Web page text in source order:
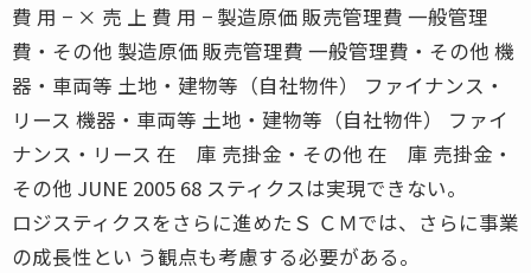
費 用 − × 売 上 費 用 − 製造原価 販売管理費 一般管理
費・その他 製造原価 販売管理費 一般管理費・その他 機
器・車両等 土地・建物等（自社物件） ファイナンス・
リース 機器・車両等 土地・建物等（自社物件） ファイ
ナンス・リース 在 庫 売掛金・その他 在 庫 売掛金・
その他 JUNE 2005 68 スティクスは実現できない。
ロジスティクスをさらに進めたＳ ＣＭでは、さらに事業
の成長性とい う観点も考慮する必要がある。